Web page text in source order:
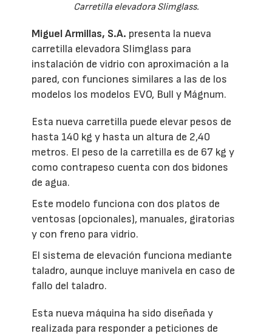
Carretilla elevadora Slimglass.
Miguel Armillas, S.A. presenta la nueva
carretilla elevadora Slimglass para
instalación de vidrio con aproximación a la
pared, con funciones similares a las de los
modelos los modelos EVO, Bull y Mágnum.
Esta nueva carretilla puede elevar pesos de
hasta 140 kg y hasta un altura de 2,40
metros. El peso de la carretilla es de 67 kg y
como contrapeso cuenta con dos bidones
de agua.
Este modelo funciona con dos platos de
ventosas (opcionales), manuales, giratorias
y con freno para vidrio.
El sistema de elevación funciona mediante
taladro, aunque incluye manivela en caso de
fallo del taladro.
Esta nueva máquina ha sido diseñada y
realizada para responder a peticiones de